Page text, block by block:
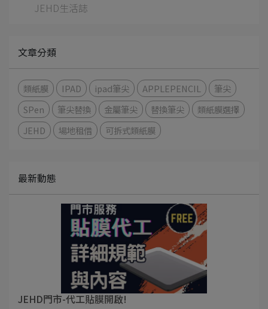
JEHD生活誌
文章分類
類紙膜 IPAD ipad筆尖 APPLEPENCIL
筆尖
SPen
筆尖替換 金屬筆尖 替換筆尖
類紙膜選擇
JEHD
場地租借 可拆式類紙膜
最新動態
JEHD門市-代工貼膜開啟!